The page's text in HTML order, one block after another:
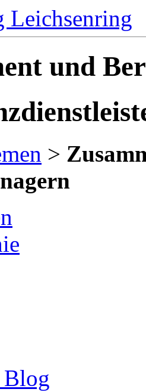
Leichsenring
und
>